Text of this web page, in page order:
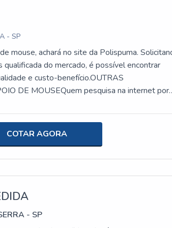
- SP
mouse, achará no site da Polispuma.
qualificada do mercado, é possível encontrar
e custo-benefício.OUTRAS
DE MOUSEQuem pesquisa na internet por
ergonômico para punho e mouse pad
o que há de melhor na atualidade.Ainda
deve ser adquirido com empresas
ajuda a garantir a qualidade e durabilidade
adequadamente. Assim, é possível poupar
COTAR AGORA
- SP